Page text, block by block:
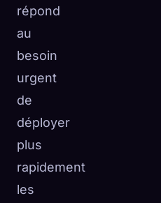
répond
au
besoin
urgent
de
déployer
plus
rapidement
les